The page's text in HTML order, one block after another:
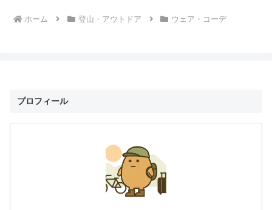
ホーム 登山・アウトドア ウェア・コーデ
プロフィール